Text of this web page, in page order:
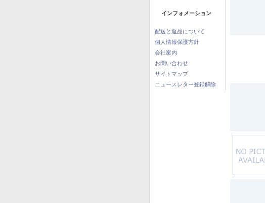
インフォメーション
配送と返品について
個人情報保護方針
会社案内
お問い合わせ
サイトマップ
ニュースレター登録解除